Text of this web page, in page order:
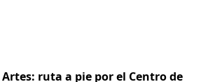
ruta a pie por el Centro de